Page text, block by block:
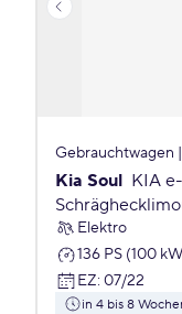
Gebrauchtwagen
Kia Soul KIA
Elektro
136 PS (100
EZ: 07/22
in 4 bis 8